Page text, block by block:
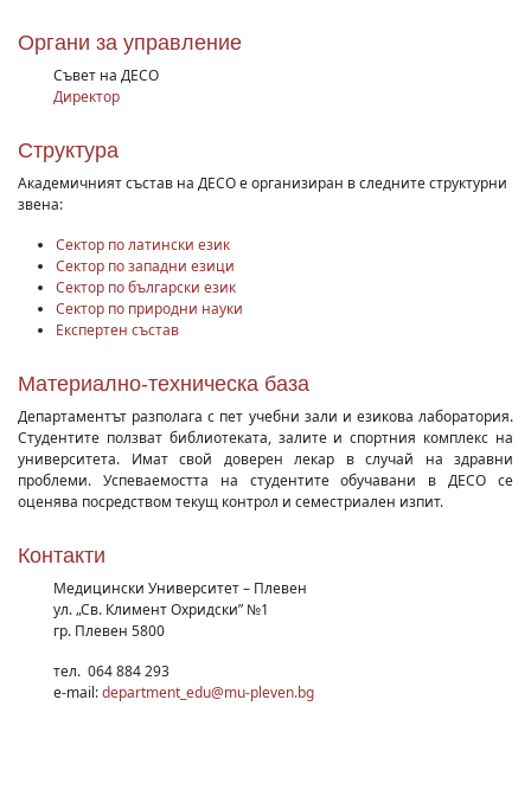
Органи за управление
Съвет на ДЕСО
Директор
Структура
Академичният състав на ДЕСО е организиран в следните структурни
звена:
Сектор по латински език
Сектор по западни езици
Сектор по български език
Сектор по природни науки
Експертен състав
Материално-техническа база
Департаментът разполага с пет учебни зали и езикова лаборатория.
Студентите ползват библиотеката, залите и спортния комплекс на
университета. Имат свой доверен лекар в случай на здравни
проблеми. Успеваемостта на студентите обучавани в ДЕСО се
оценява посредством текущ контрол и семестриален изпит.
Контакти
Медицински Университет – Плевен
ул. „Св. Климент Охридски” №1
гр. Плевен 5800
тел. 064 884 293
e-mail:department_edu@mu-pleven.bg